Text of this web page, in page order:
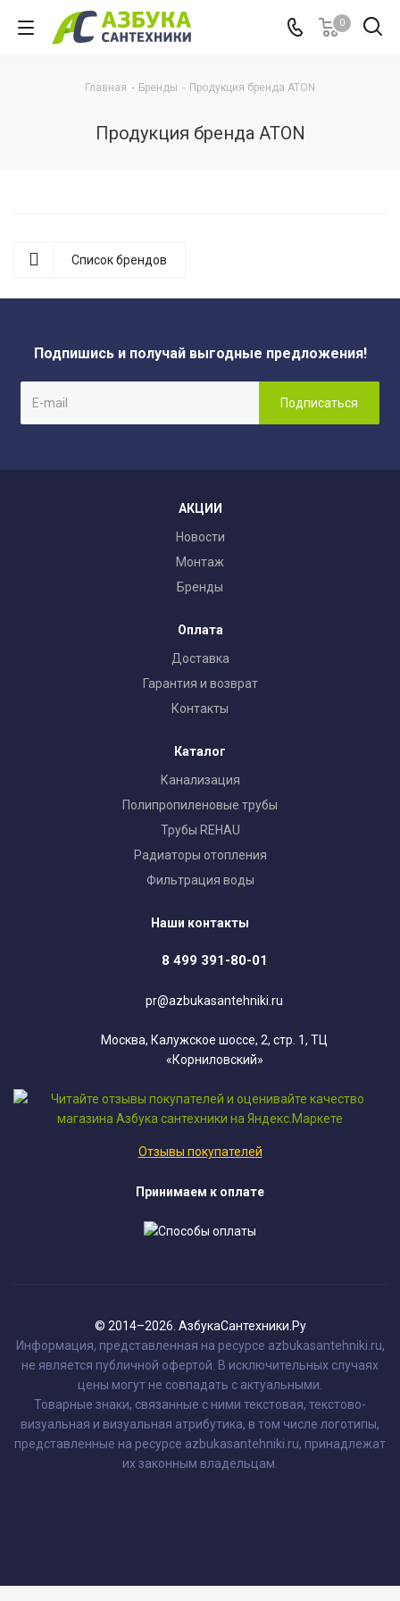
0
Главная - Бренды - Продукция бренда ATON
Продукция бренда ATON
Список брендов
Подпишись и получай выгодные предложения!
АКЦИИ
Новости
Монтаж
Бренды
Оплата
Доставка
Гарантия и возврат
Контакты
Каталог
Канализация
Полипропиленовые трубы
Трубы REHAU
Радиаторы отопления
Фильтрация воды
Наши контакты
8 499 391-80-01
pr@azbukasantehniki.ru
Москва, Калужское шоссе, 2, стр. 1, ТЦ
«Корниловский»
Отзывы покупателей
Принимаем к оплате
© 2014–2026. АзбукаСантехники.Ру
Информация, представленная на ресурсе azbukasantehniki.ru,
не является публичной офертой. В исключительных случаях
цены могут не совпадать с актуальными.
Товарные знаки, связанные с ними текстовая, текстово-
визуальная и визуальная атрибутика, в том числе логотипы,
представленные на ресурсе azbukasantehniki.ru, принадлежат
их законным владельцам.